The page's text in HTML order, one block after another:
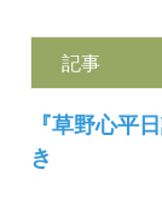
記事
『草野心平
き